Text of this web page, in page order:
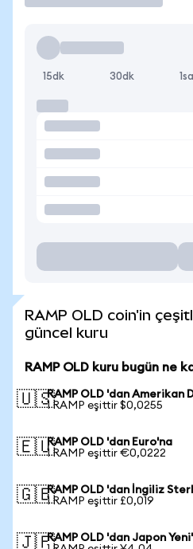
15dk 30dk 1sa
RAMP OLD coin'in
güncel kuru
RAMP OLD kuru bugün ne
🇺🇸RAMP OLD 'dan Amerikan
1 RAMP eşittir $0,0255
🇪🇺RAMP OLD 'dan Euro'na
1 RAMP eşittir €0,0222
🇬🇧RAMP OLD 'dan İngiliz
1 RAMP eşittir £0,019
🇯🇵RAMP OLD 'dan Japon